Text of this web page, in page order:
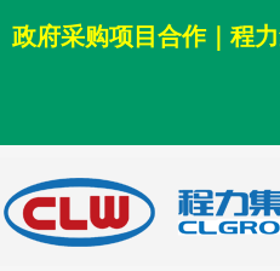
政府采购项目合作｜程